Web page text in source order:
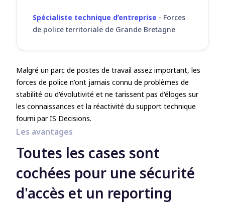
Spécialiste technique d’entreprise - Forces
de police territoriale de Grande Bretagne
Malgré un parc de postes de travail assez important, les
forces de police n'ont jamais connu de problèmes de
stabilité ou d'évolutivité et ne tarissent pas d'éloges sur
les connaissances et la réactivité du support technique
fourni par IS Decisions.
Les avantages
Toutes les cases sont
cochées pour une sécurité
d'accès et un reporting